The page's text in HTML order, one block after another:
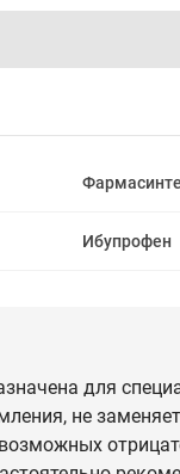
Ибупрофен
для
не